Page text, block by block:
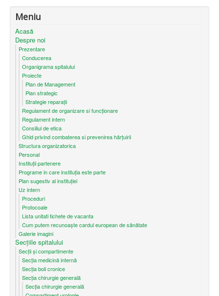
Meniu
Acasă
Despre noi
Prezentare
Conducerea
Organigrama spitalului
Proiecte
Plan de Management
Plan strategic
Strategie reparații
Regulament de organizare si funcționare
Regulament intern
Consiliul de etica
Ghid privind combaterea si prevenirea hărțuirii
Structura organizatorica
Personal
Instituții partenere
Programe in care instituția este parte
Plan sugestiv al instituției
Uz intern
Proceduri
Protocoale
Lista unitati tichete de vacanta
Cum putem recunoaşte cardul european de sănătate
Galerie imagini
Secțiile spitalului
Secții și compartimente
Secţia medicină internă
Secția boli cronice
Secția chirurgie generală
Secția chirurgie generală